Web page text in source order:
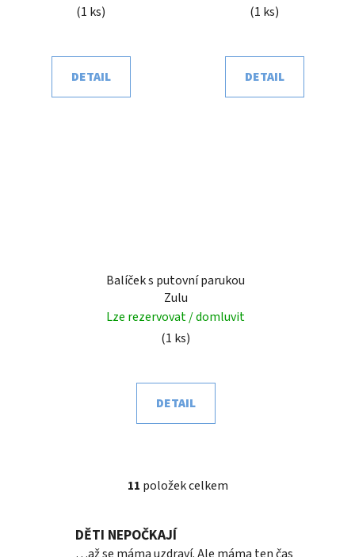
(1 ks)
DETAIL
(1 ks)
DETAIL
Balíček s putovní parukou
Zulu
Lze rezervovat / domluvit
(1 ks)
DETAIL
O
l
á
11 položek celkem
DĚTI NEPOČKAJÍ